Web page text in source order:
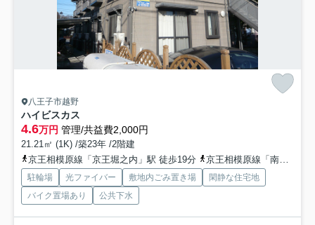
八王子市越野
ハイビスカス
4.6万円 管理/共益費2,000円
21.21㎡ (1K) /築23年 /2階建
京王相模原線「京王堀之内」駅 徒歩19分
京王相模原線「南大沢」駅 徒歩31分
駐輪場 光ファイバー 敷地内ごみ置き場
閑静な住宅地
バイク置場あり
公共下水